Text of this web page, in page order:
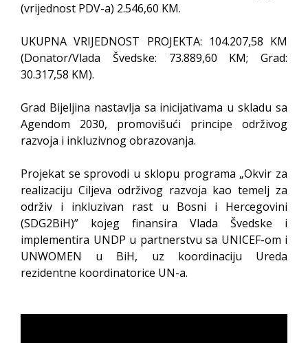
(vrijednost PDV-a) 2.546,60 KM.
UKUPNA VRIJEDNOST PROJEKTA: 104.207,58 KM
(Donator/Vlada Švedske: 73.889,60 KM; Grad:
30.317,58 KM).
Grad Bijeljina nastavlja sa inicijativama u skladu sa
Agendom 2030, promovišući principe održivog
razvoja i inkluzivnog obrazovanja.
Projekat se sprovodi u sklopu programa „Okvir za
realizaciju Ciljeva održivog razvoja kao temelj za
održiv i inkluzivan rast u Bosni i Hercegovini
(SDG2BiH)” kojeg finansira Vlada Švedske i
implementira UNDP u partnerstvu sa UNICEF-om i
UNWOMEN u BiH, uz koordinaciju Ureda
rezidentne koordinatorice UN-a.